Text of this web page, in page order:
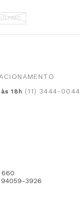
ÚLTIMO
18h (11) 3444-0044
660
94059-3926